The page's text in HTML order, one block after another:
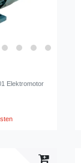
Elektromotor